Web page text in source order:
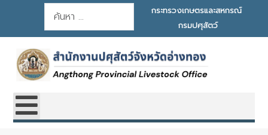
การค้นหา
กระทรวงเกษตรและสหกรณ์
กรมปศุสัตว์